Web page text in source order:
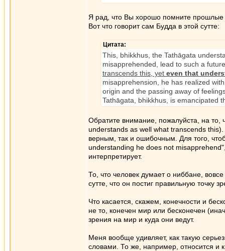
Я рад, что Вы хорошо помните прошлые
Вот что говорит сам Будда в этой сутте:
Цитата:
This, bhikkhus, the Tathāgata
misapprehended, lead to such a
transcends this, yet even that
misapprehension, he has realized
origin and the passing away of
Tathāgata, bhikkhus, is emancipated
Обратите внимание, пожалуйста, на то,
understands as well what transcends
верным, так и ошибочным. Для того,
understanding he does not
интерпретирует.
То, что человек думает о ниббане,
сутте, что он постиг правильную точку
Что касается, скажем, конечности и
не то, конечен мир или бесконечен
зрения на мир и куда они ведут.
Меня вообще удивляет, как такую
словами. То же, например, относится и